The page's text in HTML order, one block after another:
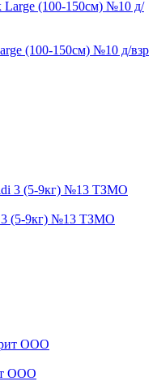
(100-150см) №10 д/взр
3 (5-9кг) №13 ТЗМО
ООО